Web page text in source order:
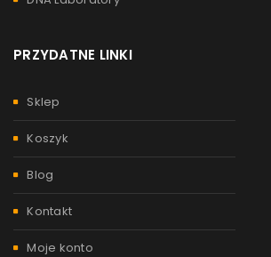
PRZYDATNE LINKI
Sklep
Koszyk
Blog
Kontakt
Moje konto